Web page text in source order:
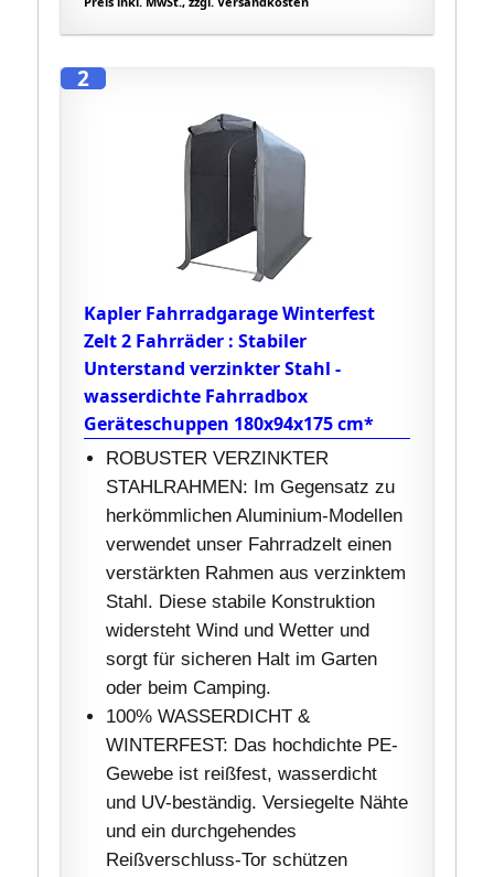
2
Kapler Fahrradgarage Winterfest
Zelt 2 Fahrräder : Stabiler
Unterstand verzinkter Stahl -
wasserdichte Fahrradbox
Geräteschuppen 180x94x175 cm*
ROBUSTER VERZINKTER
STAHLRAHMEN: Im Gegensatz zu
herkömmlichen Aluminium-Modellen
verwendet unser Fahrradzelt einen
verstärkten Rahmen aus verzinktem
Stahl. Diese stabile Konstruktion
widersteht Wind und Wetter und
sorgt für sicheren Halt im Garten
oder beim Camping.
100% WASSERDICHT &
WINTERFEST: Das hochdichte PE-
Gewebe ist reißfest, wasserdicht
und UV-beständig. Versiegelte Nähte
und ein durchgehendes
Reißverschluss-Tor schützen